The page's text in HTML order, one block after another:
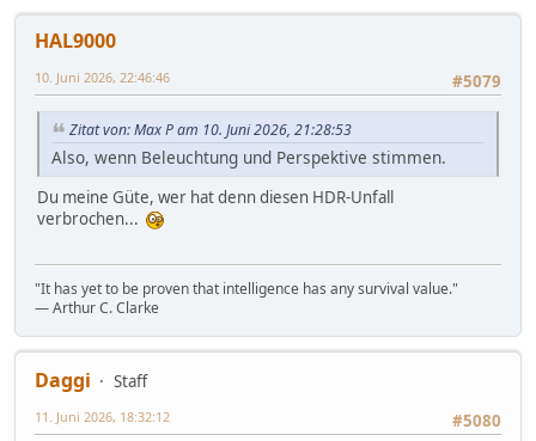
HAL9000
#5079
10. Juni 2026, 22:46:46
Zitat von: Max P am 10. Juni 2026, 21:28:53
Also, wenn Beleuchtung und Perspektive stimmen.
Du meine Güte, wer hat denn diesen HDR-Unfall
verbrochen...
"It has yet to be proven that intelligence has any survival value."
― Arthur C. Clarke
Daggi
Staff
#5080
11. Juni 2026, 18:32:12